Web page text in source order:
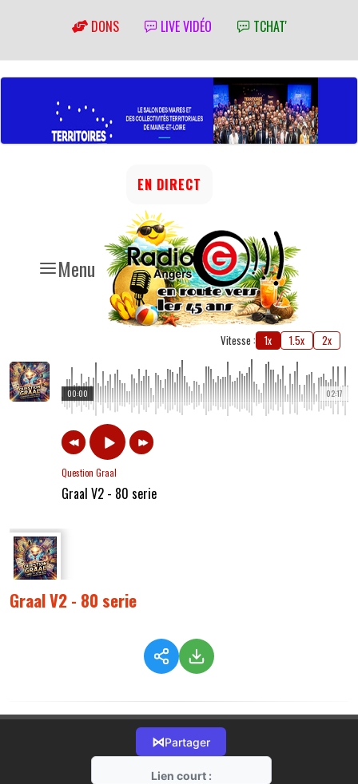
DONS LIVE VIDÉO TCHAT'
Menu
EN DIRECT
Vitesse : 1x 1.5x 2x
02:17
00:00
Question Graal
Graal V2 - 80 serie
Graal V2 - 80 serie
⋈Partager
Lien court :